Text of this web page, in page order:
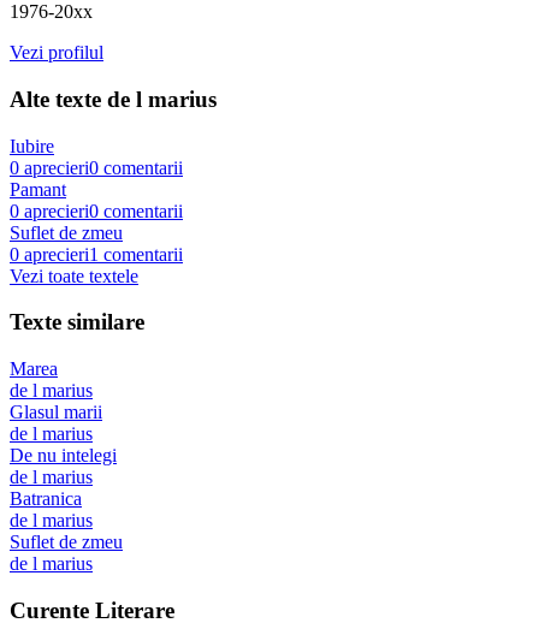
1976-20xx
Vezi profilul
Alte texte de l marius
Iubire
0 aprecieri0 comentarii
Pamant
0 aprecieri0 comentarii
Suflet de zmeu
0 aprecieri1 comentarii
Vezi toate textele
Texte similare
Marea
de l marius
Glasul marii
de l marius
De nu intelegi
de l marius
Batranica
de l marius
Suflet de zmeu
de l marius
Curente Literare